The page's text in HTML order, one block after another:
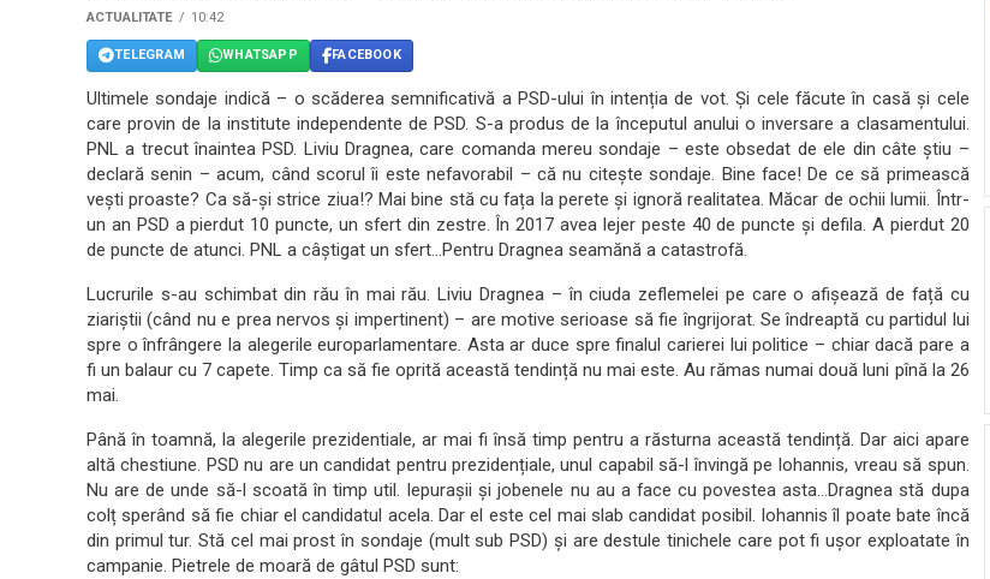
ACTUALITATE 10:42
TELEGRAM WHATSAPP FACEBOOK
Ultimele sondaje indică – o scăderea semnificativă a PSD-ului în intenția de vot. Și cele făcute în casă și cele
care provin de la institute independente de PSD. S-a produs de la începutul anului o inversare a clasamentului.
PNL a trecut înaintea PSD. Liviu Dragnea, care comanda mereu sondaje – este obsedat de ele din câte știu –
declară senin – acum, când scorul îi este nefavorabil – că nu citește sondaje. Bine face! De ce să primească
vești proaste? Ca să-și strice ziua!? Mai bine stă cu fața la perete și ignoră realitatea. Măcar de ochii lumii. Într-
un an PSD a pierdut 10 puncte, un sfert din zestre. În 2017 avea lejer peste 40 de puncte și defila. A pierdut 20
de puncte de atunci. PNL a câștigat un sfert…Pentru Dragnea seamănă a catastrofă.
Lucrurile s-au schimbat din rău în mai rău. Liviu Dragnea – în ciuda zeflemelei pe care o afișează de față cu
ziariștii (când nu e prea nervos și impertinent) – are motive serioase să fie îngrijorat. Se îndreaptă cu partidul lui
spre o înfrângere la alegerile europarlamentare. Asta ar duce spre finalul carierei lui politice – chiar dacă pare a
fi un balaur cu 7 capete. Timp ca să fie oprită această tendință nu mai este. Au rămas numai două luni pînă la 26
mai.
Până în toamnă, la alegerile prezidentiale, ar mai fi însă timp pentru a răsturna această tendință. Dar aici apare
altă chestiune. PSD nu are un candidat pentru prezidențiale, unul capabil să-l învingă pe Iohannis, vreau să spun.
Nu are de unde să-l scoată în timp util. Iepurașii și jobenele nu au a face cu povestea asta…Dragnea stă dupa
colț sperând să fie chiar el candidatul acela. Dar el este cel mai slab candidat posibil. Iohannis îl poate bate încă
din primul tur. Stă cel mai prost în sondaje (mult sub PSD) și are destule tinichele care pot fi ușor exploatate în
campanie. Pietrele de moară de gâtul PSD sunt: